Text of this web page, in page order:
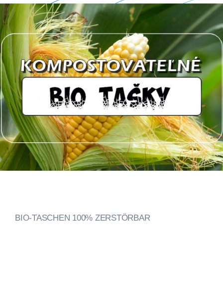
BIO-TASCHEN 100% ZERSTÖRBAR